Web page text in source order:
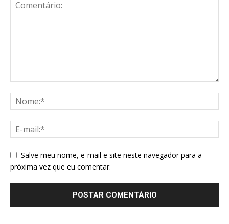
Salve meu nome, e-mail e site neste navegador para a
próxima vez que eu comentar.